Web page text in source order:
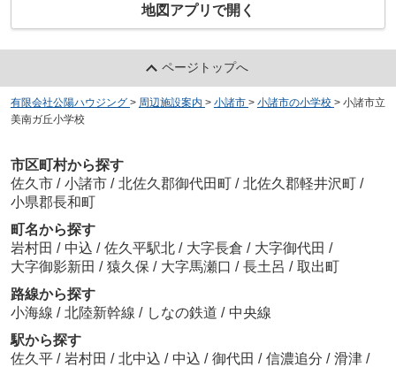
地図アプリで開く
ページトップへ
有限会社公陽ハウジング > 周辺施設案内 > 小諸市 > 小諸市の小学校 > 小諸市立
美南ガ丘小学校
市区町村から探す
佐久市 / 小諸市 / 北佐久郡御代田町 / 北佐久郡軽井沢町 /
小県郡長和町
町名から探す
岩村田 / 中込 / 佐久平駅北 / 大字長倉 / 大字御代田 /
大字御影新田 / 猿久保 / 大字馬瀬口 / 長土呂 / 取出町
路線から探す
小海線 / 北陸新幹線 / しなの鉄道 / 中央線
駅から探す
佐久平 / 岩村田 / 北中込 / 中込 / 御代田 / 信濃追分 / 滑津 /